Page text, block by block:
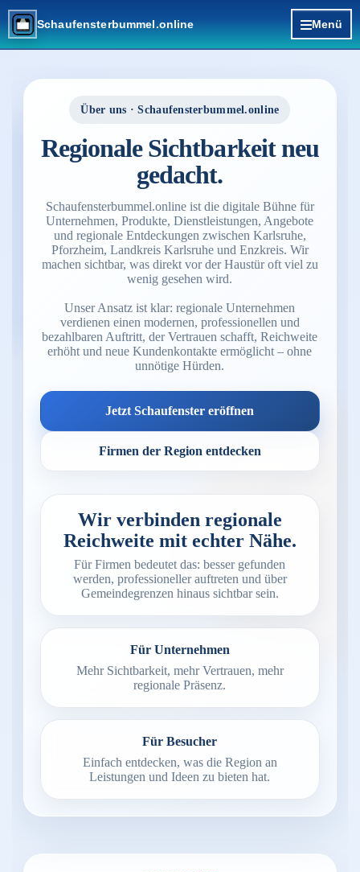
Direkt zum Seiteninhalt
Schaufensterbummel.online Menü
Über uns · Schaufensterbummel.online
Regionale Sichtbarkeit neu
gedacht.
Schaufensterbummel.online ist die digitale Bühne für
Unternehmen, Produkte, Dienstleistungen, Angebote
und regionale Entdeckungen zwischen Karlsruhe,
Pforzheim, Landkreis Karlsruhe und Enzkreis. Wir
machen sichtbar, was direkt vor der Haustür oft viel zu
wenig gesehen wird.
Unser Ansatz ist klar: regionale Unternehmen
verdienen einen modernen, professionellen und
bezahlbaren Auftritt, der Vertrauen schafft, Reichweite
erhöht und neue Kundenkontakte ermöglicht – ohne
unnötige Hürden.
Jetzt Schaufenster eröffnen
Firmen der Region entdecken
Wir verbinden regionale
Reichweite mit echter Nähe.
Für Firmen bedeutet das: besser gefunden
werden, professioneller auftreten und über
Gemeindegrenzen hinaus sichtbar sein.
Für Unternehmen
Mehr Sichtbarkeit, mehr Vertrauen, mehr
regionale Präsenz.
Für Besucher
Einfach entdecken, was die Region an
Leistungen und Ideen zu bieten hat.